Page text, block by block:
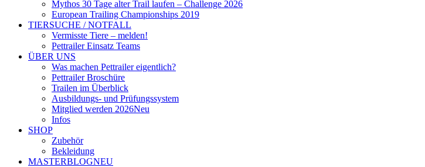
Mythos 30 Tage alter Trail laufen – Challenge 2026
European Trailing Championships 2019
TIERSUCHE / NOTFALL
Vermisste Tiere – melden!
Pettrailer Einsatz Teams
ÜBER UNS
Was machen Pettrailer eigentlich?
Pettrailer Broschüre
Trailen im Überblick
Ausbildungs- und Prüfungssystem
Mitglied werden 2026Neu
Infos
SHOP
Zubehör
Bekleidung
MASTERBLOGNEU